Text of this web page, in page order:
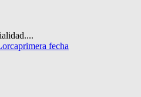
primera fecha